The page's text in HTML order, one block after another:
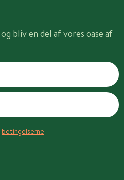
bliv en del af vores oase af
betingelserne